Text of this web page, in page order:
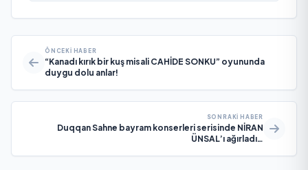
ÖNCEKI HABER
“Kanadı kırık bir kuş misali CAHİDE SONKU” oyununda
duygu dolu anlar!
SONRAKI HABER
Duqqan Sahne bayram konserleri serisinde NİRAN
ÜNSAL’ı ağırladı…